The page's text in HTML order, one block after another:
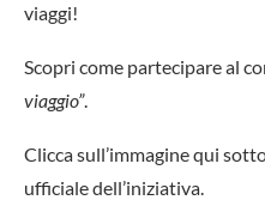
viaggi!
Scopri come partecipare al
viaggio”.
Clicca sull’immagine qui
ufficiale dell’iniziativa.